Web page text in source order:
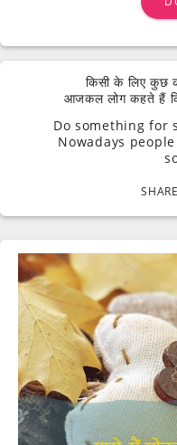
किसी के लिए कुछ
आजकल लोग कहते हैं
Do something for
Nowadays